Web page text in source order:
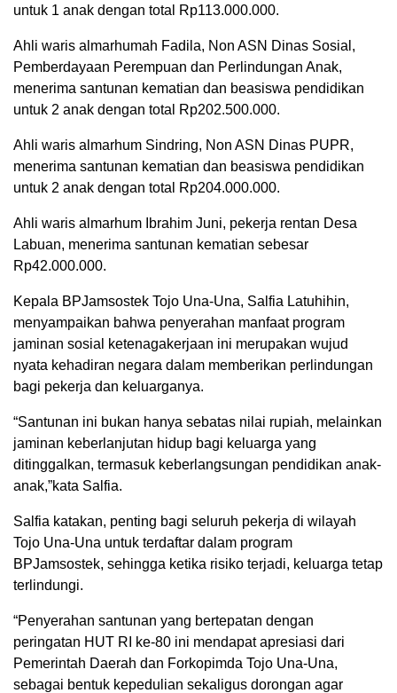
untuk 1 anak dengan total Rp113.000.000.
Ahli waris almarhumah Fadila, Non ASN Dinas Sosial,
Pemberdayaan Perempuan dan Perlindungan Anak,
menerima santunan kematian dan beasiswa pendidikan
untuk 2 anak dengan total Rp202.500.000.
Ahli waris almarhum Sindring, Non ASN Dinas PUPR,
menerima santunan kematian dan beasiswa pendidikan
untuk 2 anak dengan total Rp204.000.000.
Ahli waris almarhum Ibrahim Juni, pekerja rentan Desa
Labuan, menerima santunan kematian sebesar
Rp42.000.000.
Kepala BPJamsostek Tojo Una-Una, Salfia Latuhihin,
menyampaikan bahwa penyerahan manfaat program
jaminan sosial ketenagakerjaan ini merupakan wujud
nyata kehadiran negara dalam memberikan perlindungan
bagi pekerja dan keluarganya.
“Santunan ini bukan hanya sebatas nilai rupiah, melainkan
jaminan keberlanjutan hidup bagi keluarga yang
ditinggalkan, termasuk keberlangsungan pendidikan anak-
anak,”kata Salfia.
Salfia katakan, penting bagi seluruh pekerja di wilayah
Tojo Una-Una untuk terdaftar dalam program
BPJamsostek, sehingga ketika risiko terjadi, keluarga tetap
terlindungi.
“Penyerahan santunan yang bertepatan dengan
peringatan HUT RI ke-80 ini mendapat apresiasi dari
Pemerintah Daerah dan Forkopimda Tojo Una-Una,
sebagai bentuk kepedulian sekaligus dorongan agar